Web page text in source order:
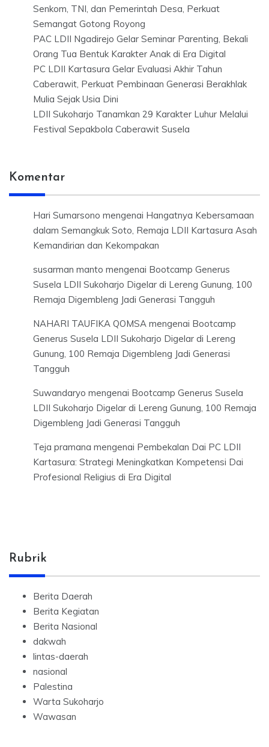
Senkom, TNI, dan Pemerintah Desa, Perkuat
Semangat Gotong Royong
PAC LDII Ngadirejo Gelar Seminar Parenting, Bekali
Orang Tua Bentuk Karakter Anak di Era Digital
PC LDII Kartasura Gelar Evaluasi Akhir Tahun
Caberawit, Perkuat Pembinaan Generasi Berakhlak
Mulia Sejak Usia Dini
LDII Sukoharjo Tanamkan 29 Karakter Luhur Melalui
Festival Sepakbola Caberawit Susela
Komentar
Hari Sumarsono mengenai Hangatnya Kebersamaan
dalam Semangkuk Soto, Remaja LDII Kartasura Asah
Kemandirian dan Kekompakan
susarman manto mengenai Bootcamp Generus
Susela LDII Sukoharjo Digelar di Lereng Gunung, 100
Remaja Digembleng Jadi Generasi Tangguh
NAHARI TAUFIKA QOMSA mengenai Bootcamp
Generus Susela LDII Sukoharjo Digelar di Lereng
Gunung, 100 Remaja Digembleng Jadi Generasi
Tangguh
Suwandaryo mengenai Bootcamp Generus Susela
LDII Sukoharjo Digelar di Lereng Gunung, 100 Remaja
Digembleng Jadi Generasi Tangguh
Teja pramana mengenai Pembekalan Dai PC LDII
Kartasura: Strategi Meningkatkan Kompetensi Dai
Profesional Religius di Era Digital
Rubrik
Berita Daerah
Berita Kegiatan
Berita Nasional
dakwah
lintas-daerah
nasional
Palestina
Warta Sukoharjo
Wawasan